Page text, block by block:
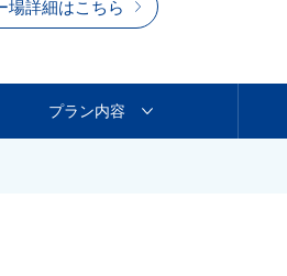
場詳細はこちら
プラン内容